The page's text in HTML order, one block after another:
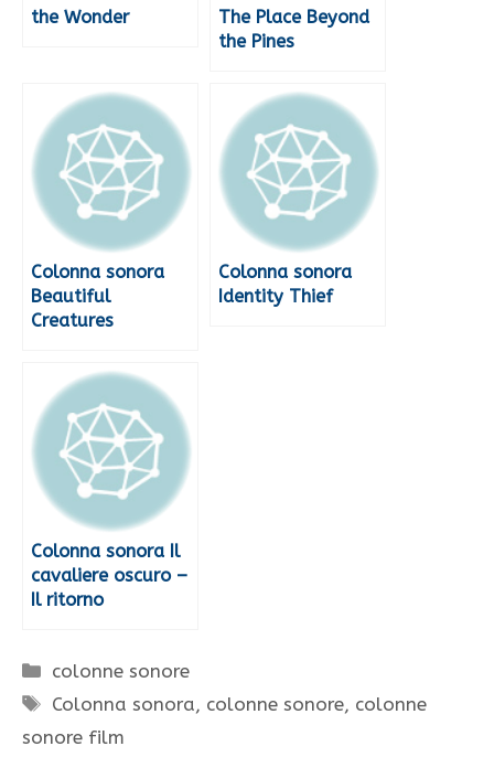
the Wonder
The Place Beyond
the Pines
Colonna sonora
Beautiful
Creatures
Colonna sonora
Identity Thief
Colonna sonora Il
cavaliere oscuro –
Il ritorno
Categorie
colonne sonore
Tag
Colonna sonora, colonne sonore, colonne
sonore film